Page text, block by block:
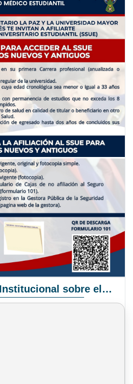
Pronunciamiento Institucional sobre el Proyecto de Ley N° 068/2025-2026 C.S.